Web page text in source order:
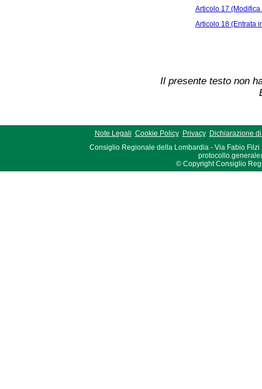
Articolo 17 (Modifica
Articolo 18 (Entrata
Il presente testo non
Note Legali Cookie Policy Privacy
Dichiarazione
Consiglio Regionale della Lombardia - Via Fabio Filzi
© Copyright Consiglio